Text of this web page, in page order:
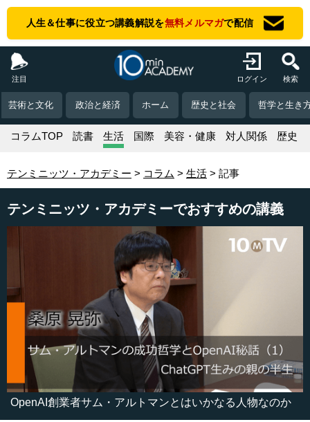
人生＆仕事に役立つ講義解説を無料メルマガで配信
注目 ログイン 検索
芸術と文化 政治と経済 ホーム 歴史と社会 哲学と生き
コラムTOP 読書 生活 国際 美容・健康 対人関係 歴史
テンミニッツ・アカデミー コラム 生活 記事
テンミニッツ・アカデミーでおすすめの講義
OpenAI創業者サム・アルトマンとはいかなる人物なのか